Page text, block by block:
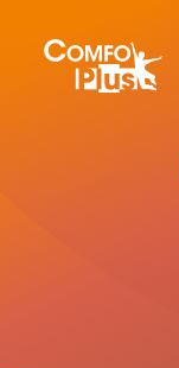
navigatieComfoPlus